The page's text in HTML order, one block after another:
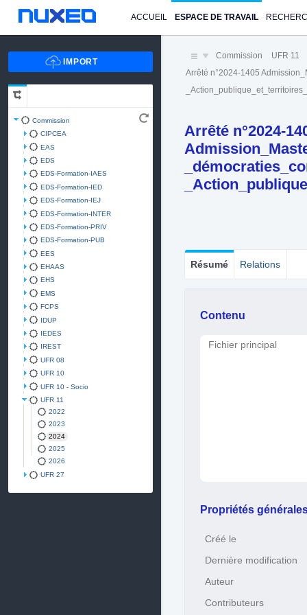
ACCUEIL ESPACE DE TRAVAIL
Commission
CIPCEA
EAS
EDS
EDS-Formation-IAES
EDS-Formation-IED
EDS-Formation-IEJ
EDS-Formation-INTER
EDS-Formation-PRIV
EDS-Formation-PUB
EES
EHAAS
EHS
EMS
FCPS
IDUP
IEDES
IREST
UFR 08
UFR 10
UFR 10 - Socio
UFR 11
2022
2023
2024
2025
2026
UFR 27
Commission UFR 11
Arrêté n°2024-1405
Arrêté n°2024-
Résumé Relations
Contenu
Fichier principal
Propriétés
Créé le
Dernière modification
Auteur
Contributeurs